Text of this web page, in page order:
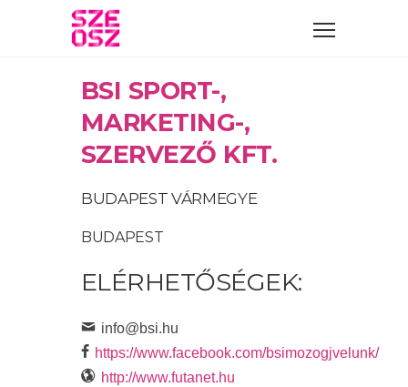
BSI SPORT-,
MARKETING-,
SZERVEZŐ KFT.
BUDAPEST VÁRMEGYE
BUDAPEST
ELÉRHETŐSÉGEK:
info@bsi.hu
https://www.facebook.com/bsimozogjvelunk/
http://www.futanet.hu